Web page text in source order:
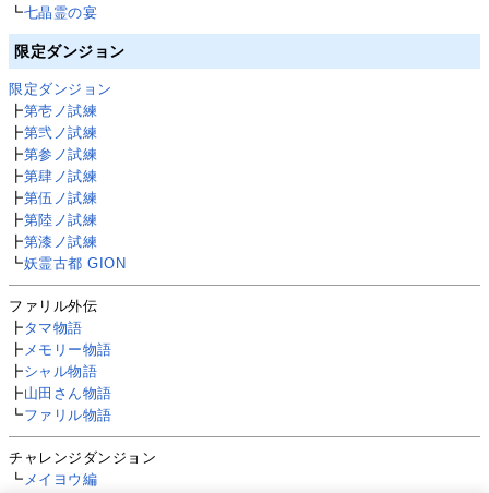
┗七晶霊の宴
限定ダンジョン
限定ダンジョン
┣第壱ノ試練
┣第弐ノ試練
┣第参ノ試練
┣第肆ノ試練
┣第伍ノ試練
┣第陸ノ試練
┣第漆ノ試練
┗妖霊古都 GION
ファリル外伝
┣タマ物語
┣ メモリー物語
┣シャル物語
┣山田さん物語
┗ファリル物語
チャレンジダンジョン
┗ メイヨウ編